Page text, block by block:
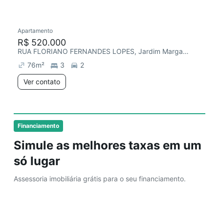
Financiamento
Simule as melhores taxas em um
só lugar
Assessoria imobiliária grátis para o seu financiamento.
Apartamento
R$ 520.000
RUA FLORIANO FERNANDES LOPES, Jardim Margarida
76m² 3
2
Ver contato